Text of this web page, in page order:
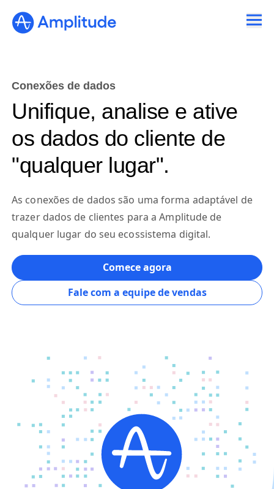
Conexões de dados
Unifique, analise e ative
os dados do cliente de
"qualquer lugar".
As conexões de dados são uma forma adaptável de
trazer dados de clientes para a Amplitude de
qualquer lugar do seu ecossistema digital.
Comece agora
Fale com a equipe de vendas